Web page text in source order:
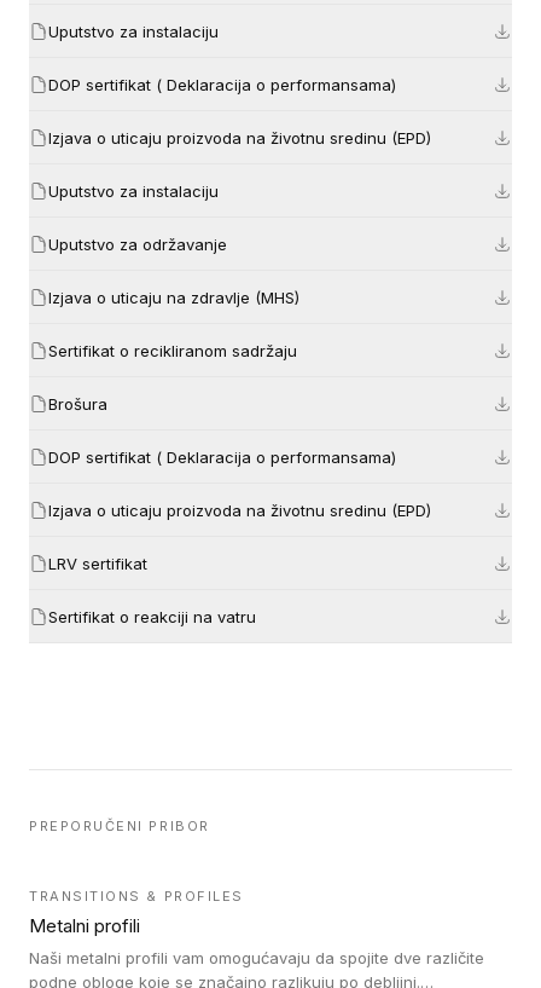
Uputstvo za instalaciju
DOP sertifikat ( Deklaracija o performansama)
Izjava o uticaju proizvoda na životnu sredinu (EPD)
Uputstvo za instalaciju
Uputstvo za održavanje
Izjava o uticaju na zdravlje (MHS)
Sertifikat o recikliranom sadržaju
Brošura
DOP sertifikat ( Deklaracija o performansama)
Izjava o uticaju proizvoda na životnu sredinu (EPD)
LRV sertifikat
Sertifikat o reakciji na vatru
PREPORUČENI PRIBOR
TRANSITIONS & PROFILES
Metalni profili
Naši metalni profili vam omogućavaju da spojite dve različite
podne obloge koje se značajno razlikuju po debljini.